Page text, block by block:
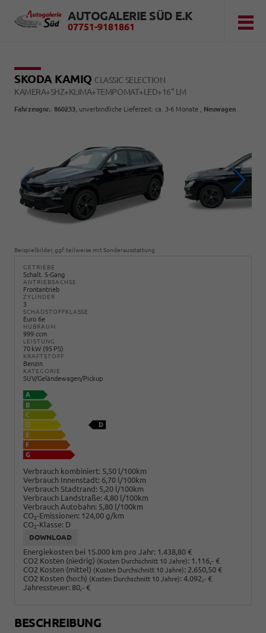
AUTOGALERIE SÜD E.K
07751-9181861
SKODA KAMIQ CLASSIC SELECTION
KAMERA+SHZ+KLIMA+TEMPOMAT+LED+16" LM
Fahrzeugnr.: 860233 , unverbindliche Lieferzeit: ca. 3-6 Monate , Neuwagen
Beispielbilder, ggf. teilweise mit Sonderausstattung
GETRIEBE
Schalt. 5-Gang
ANTRIEBSACHSE
Frontantrieb
ZYLINDER
3
SCHADSTOFFKLASSE
Euro 6e
HUBRAUM
999 ccm
LEISTUNG
70 kW (95 PS)
KRAFTSTOFF
Benzin
KATEGORIE
SUV/Geländewagen/Pickup
Verbrauch kombiniert: 5,50 l/100km
Verbrauch Innenstadt: 6,70 l/100km
Verbrauch Stadtrand: 5,20 l/100km
Verbrauch Landstraße: 4,80 l/100km
Verbrauch Autobahn: 5,80 l/100km
CO2-Emissionen: 124,00 g/km
CO2-Klasse: D
DOWNLOAD
Energiekosten bei 15.000 km pro Jahr: 1.438,80 €
CO2 Kosten (niedrig) (Kosten Durchschnitt 10 Jahre): 1.116,- €
CO2 Kosten (mittel) (Kosten Durchschnitt 10 Jahre): 2.650,50 €
CO2 Kosten (hoch) (Kosten Durchschnitt 10 Jahre): 4.092,- €
Jahressteuer: 80,- €
BESCHREIBUNG